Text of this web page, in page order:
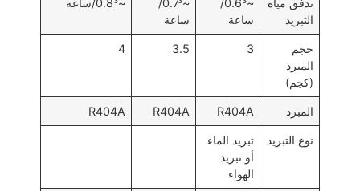
التبريد
ساعة
ساعة
حجم
المبرد
(كجم)
3
3.5
4
المبرد R404A
R404A
R404A
نوع التبريد
تبريد الماء
أو تبريد
الهواء